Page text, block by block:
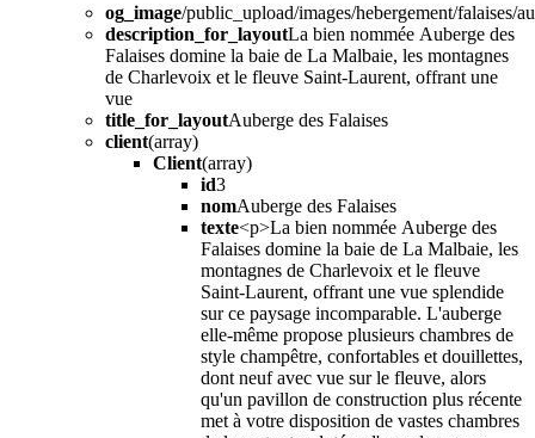
og_image/public_upload/images/hebergement/falaises/
description_for_layoutLa bien nommée Auberge des
Falaises domine la baie de La Malbaie, les montagnes
de Charlevoix et le fleuve Saint-Laurent, offrant une
vue
title_for_layoutAuberge des Falaises
client(array)
Client(array)
id3
nomAuberge des Falaises
texte<p>La bien nommée Auberge des
Falaises domine la baie de La Malbaie, les
montagnes de Charlevoix et le fleuve
Saint-Laurent, offrant une vue splendide
sur ce paysage incomparable. L'auberge
elle-même propose plusieurs chambres de
style champêtre, confortables et douillettes,
dont neuf avec vue sur le fleuve, alors
qu'un pavillon de construction plus récente
met à votre disposition de vastes chambres